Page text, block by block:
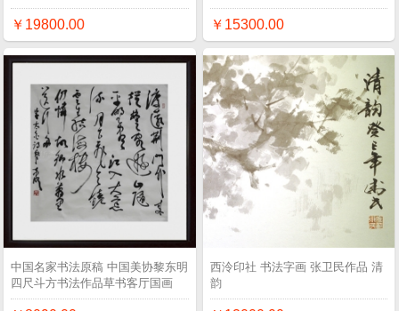
￥19800.00 ￥15300.00
中国名家书法原稿 中国美协黎东明
四尺斗方书法作品草书客厅国画
西泠印社 书法字画 张卫民作品 清
韵